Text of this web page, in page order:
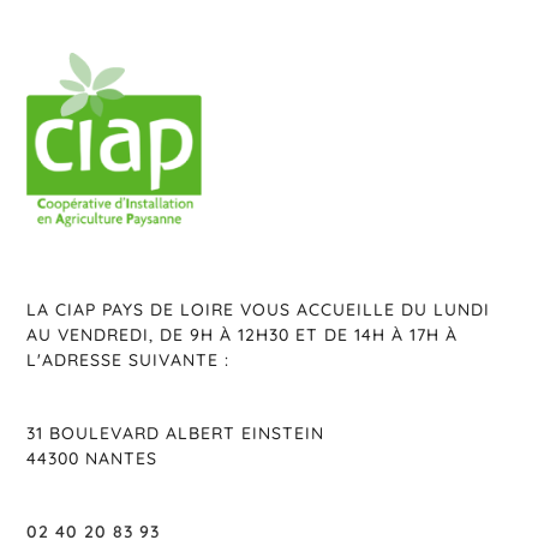
LA CIAP PAYS DE LOIRE VOUS ACCUEILLE DU LUNDI
AU VENDREDI, DE 9H À 12H30 ET DE 14H À 17H À
L'ADRESSE SUIVANTE :
31 BOULEVARD ALBERT EINSTEIN
44300 NANTES
02 40 20 83 93